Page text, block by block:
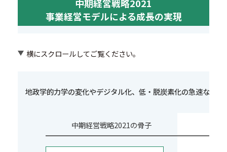
中期経営戦略2021
事業経営モデルによる成長の実現
横にスクロールしてご覧ください。
地政学的力学の変化やデジタル化、低・脱炭素化の急速な進
中期経営戦略2021の骨子